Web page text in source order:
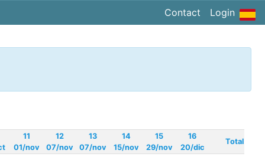
Contact Login
11
01/nov
12
07/nov
13
07/nov
14
15/nov
15
29/nov
16
20/dic
Total